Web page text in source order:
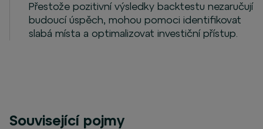
Přestože pozitivní výsledky backtestu nezaručují
budoucí úspěch, mohou pomoci identifikovat
slabá místa a optimalizovat investiční přístup.
Související pojmy